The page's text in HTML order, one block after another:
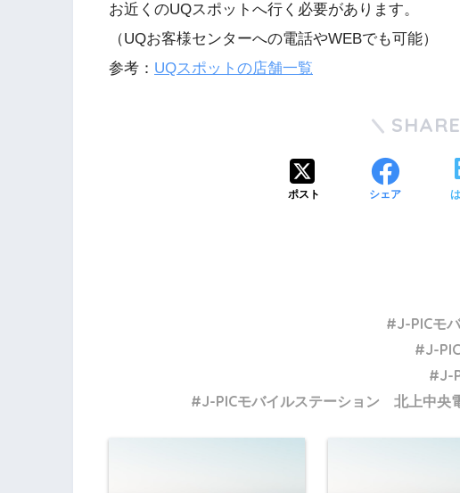
お近くのUQスポットへ行く必要があります。
（UQお客様センターへの電話やWEBでも可能）
参考： UQスポットの店舗一覧
SHARE
ポスト シェア
J-PICモ
J-
J-
J-PICモバイルステーション 北上中央